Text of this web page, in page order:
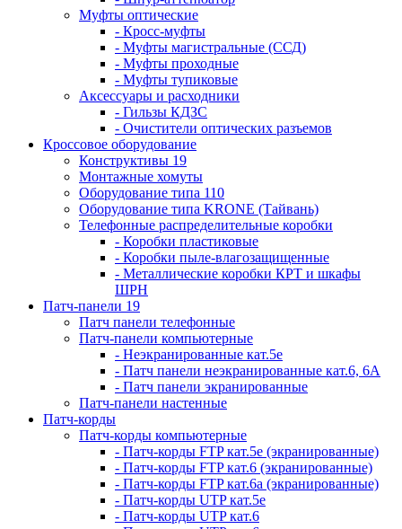
Муфты оптические
- Кросс-муфты
- Муфты магистральные (ССД)
- Муфты проходные
- Муфты тупиковые
Аксессуары и расходники
- Гильзы КДЗС
- Очистители оптических разъемов
Кроссовое оборудование
Конструктивы 19
Монтажные хомуты
Оборудование типа 110
Оборудование типа KRONE (Тайвань)
Телефонные распределительные коробки
- Коробки пластиковые
- Коробки пыле-влагозащищенные
- Металлические коробки КРТ и шкафы
ШРН
Патч-панели 19
Патч панели телефонные
Патч-панели компьютерные
- Неэкранированные кат.5е
- Патч панели неэкранированные кат.6, 6А
- Патч панели экранированные
Патч-панели настенные
Патч-корды
Патч-корды компьютерные
- Патч-корды FTP кат.5е (экранированные)
- Патч-корды FTP кат.6 (экранированные)
- Патч-корды FTP кат.6а (экранированные)
- Патч-корды UTP кат.5е
- Патч-корды UTP кат.6